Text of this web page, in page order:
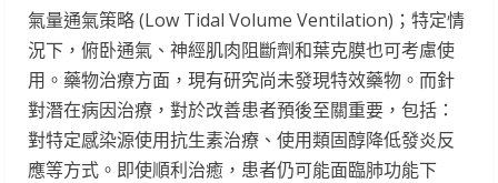
氣量通氣策略 (Low Tidal Volume Ventilation)；特定情
況下，俯卧通氣、神經肌肉阻斷劑和葉克膜也可考慮使
用。藥物治療方面，現有研究尚未發現特效藥物。而針
對潛在病因治療，對於改善患者預後至關重要，包括：
對特定感染源使用抗生素治療、使用類固醇降低發炎反
應等方式。即使順利治癒，患者仍可能面臨肺功能下